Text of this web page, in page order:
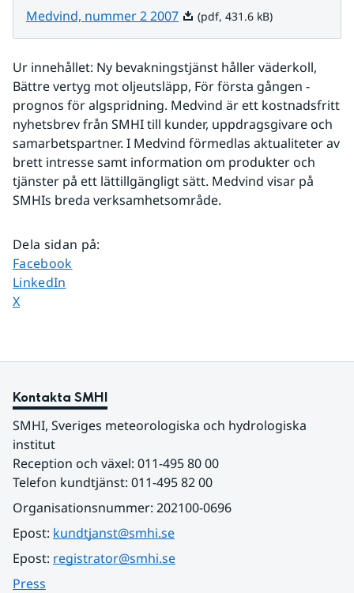
Medvind, nummer 2 2007Pdf, 431.6 kB.
(pdf, 431.6 kB)
Ur innehållet: Ny bevakningstjänst håller väderkoll,
Bättre vertyg mot oljeutsläpp, För första gången -
prognos för algspridning. Medvind är ett kostnadsfritt
nyhetsbrev från SMHI till kunder, uppdragsgivare och
samarbetspartner. I Medvind förmedlas aktualiteter av
brett intresse samt information om produkter och
tjänster på ett lättillgängligt sätt. Medvind visar på
SMHIs breda verksamhetsområde.
Dela sidan på:
Dela sidan på
Facebook
Dela sidan på
LinkedIn
Dela sidan på
X
Kontakta SMHI
SMHI, Sveriges meteorologiska och hydrologiska
institut
Reception och växel: 011-495 80 00
Telefon kundtjänst: 011-495 82 00
Organisationsnummer: 202100-0696
Epost: kundtjanst@smhi.se
Epost: registrator@smhi.se
Press